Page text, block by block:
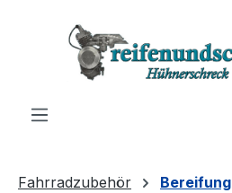
Zum Hauptinhalt springen
Fahrradzubehör Bereifung